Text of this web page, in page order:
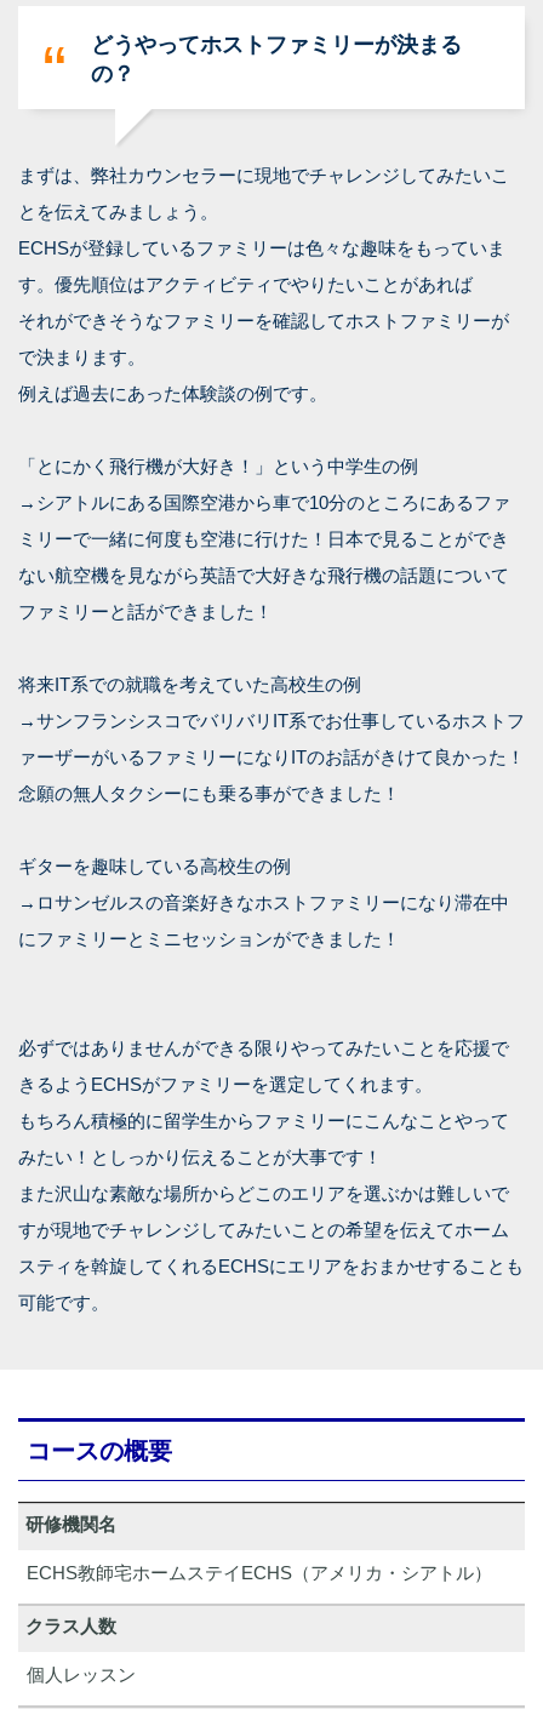
どうやってホストファミリーが決まる
の？
まずは、弊社カウンセラーに現地でチャレンジしてみたいこ
とを伝えてみましょう。
ECHSが登録しているファミリーは色々な趣味をもっていま
す。優先順位はアクティビティでやりたいことがあれば
それができそうなファミリーを確認してホストファミリーが
で決まります。
例えば過去にあった体験談の例です。
「とにかく飛行機が大好き！」という中学生の例
→シアトルにある国際空港から車で10分のところにあるファ
ミリーで一緒に何度も空港に行けた！日本で見ることができ
ない航空機を見ながら英語で大好きな飛行機の話題について
ファミリーと話ができました！
将来IT系での就職を考えていた高校生の例
→サンフランシスコでバリバリIT系でお仕事しているホストフ
ァーザーがいるファミリーになりITのお話がきけて良かった！
念願の無人タクシーにも乗る事ができました！
ギターを趣味している高校生の例
→ロサンゼルスの音楽好きなホストファミリーになり滞在中
にファミリーとミニセッションができました！
必ずではありませんができる限りやってみたいことを応援で
きるようECHSがファミリーを選定してくれます。
もちろん積極的に留学生からファミリーにこんなことやって
みたい！としっかり伝えることが大事です！
また沢山な素敵な場所からどこのエリアを選ぶかは難しいで
すが現地でチャレンジしてみたいことの希望を伝えてホーム
スティを斡旋してくれるECHSにエリアをおまかせすることも
可能です。
コースの概要
研修機関名
ECHS教師宅ホームステイECHS（アメリカ・シアトル）
クラス人数
個人レッスン